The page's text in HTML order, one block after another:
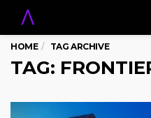
HOME TAG ARCHIVE
TAG: